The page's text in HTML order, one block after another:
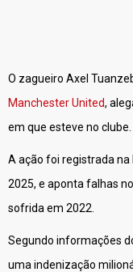
O zagueiro Axel
Manchester United,
em que esteve no clube.
A ação foi registrada na
2025, e aponta falhas
sofrida em 2022.
Segundo informações
uma indenização